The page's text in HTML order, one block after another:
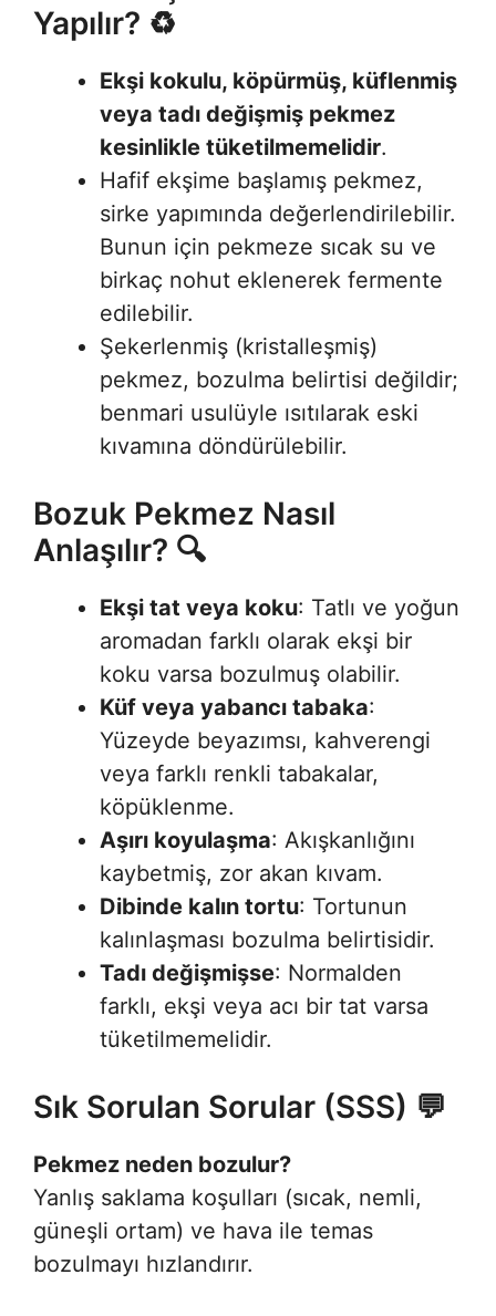
Yapılır? ♻️
Ekşi kokulu, köpürmüş, küflenmiş
veya tadı değişmiş pekmez
kesinlikle tüketilmemelidir.
Hafif ekşime başlamış pekmez,
sirke yapımında değerlendirilebilir.
Bunun için pekmeze sıcak su ve
birkaç nohut eklenerek fermente
edilebilir.
Şekerlenmiş (kristalleşmiş)
pekmez, bozulma belirtisi değildir;
benmari usulüyle ısıtılarak eski
kıvamına döndürülebilir.
Bozuk Pekmez Nasıl
Anlaşılır? 🔍
Ekşi tat veya koku: Tatlı ve yoğun
aromadan farklı olarak ekşi bir
koku varsa bozulmuş olabilir.
Küf veya yabancı tabaka:
Yüzeyde beyazımsı, kahverengi
veya farklı renkli tabakalar,
köpüklenme.
Aşırı koyulaşma: Akışkanlığını
kaybetmiş, zor akan kıvam.
Dibinde kalın tortu: Tortunun
kalınlaşması bozulma belirtisidir.
Tadı değişmişse: Normalden
farklı, ekşi veya acı bir tat varsa
tüketilmemelidir.
Sık Sorulan Sorular (SSS) 💬
Pekmez neden bozulur?
Yanlış saklama koşulları (sıcak, nemli,
güneşli ortam) ve hava ile temas
bozulmayı hızlandırır.